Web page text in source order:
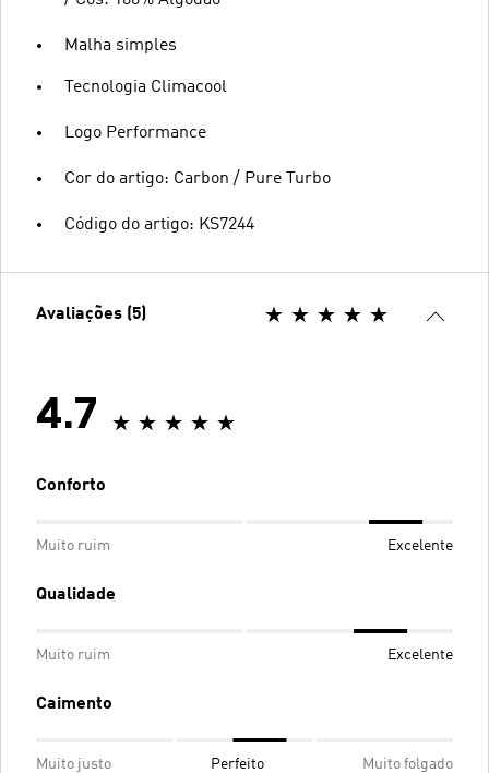
Malha simples
Tecnologia Climacool
Logo Performance
Cor do artigo: Carbon / Pure Turbo
Código do artigo: KS7244
Avaliações (5)
4.7
Conforto
Muito ruim Excelente
Qualidade
Muito ruim Excelente
Caimento
Muito justo Perfeito Muito folgado